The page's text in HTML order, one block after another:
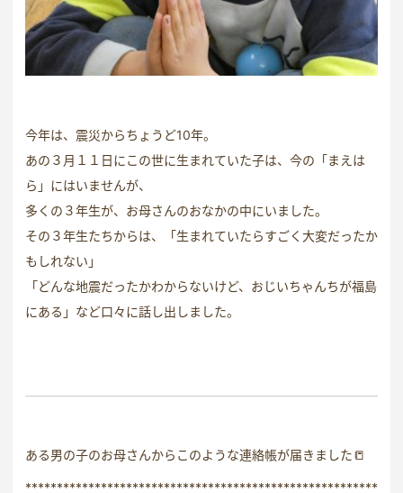
今年は、震災からちょうど10年。
あの３月１１日にこの世に生まれていた子は、今の「まえは
ら」にはいませんが、
多くの３年生が、お母さんのおなかの中にいました。
その３年生たちからは、「生まれていたらすごく大変だったか
もしれない」
「どんな地震だったかわからないけど、おじいちゃんちが福島
にある」など口々に話し出しました。
ある男の子のお母さんからこのような連絡帳が届きました📒
********************************************************